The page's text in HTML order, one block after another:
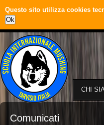
CHI
Comunicati
Questo sito utilizza cookies
Ok